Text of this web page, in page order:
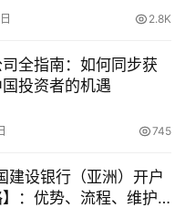
2.8K
全指南：如何同步获
投资者的机遇
745
建设银行（亚洲）开户
】：优势、流程、维护